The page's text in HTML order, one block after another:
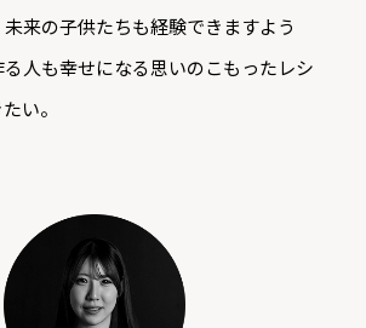
来の子供たちも経験できますよう
人も幸せになる思いのこもったレシ
い。